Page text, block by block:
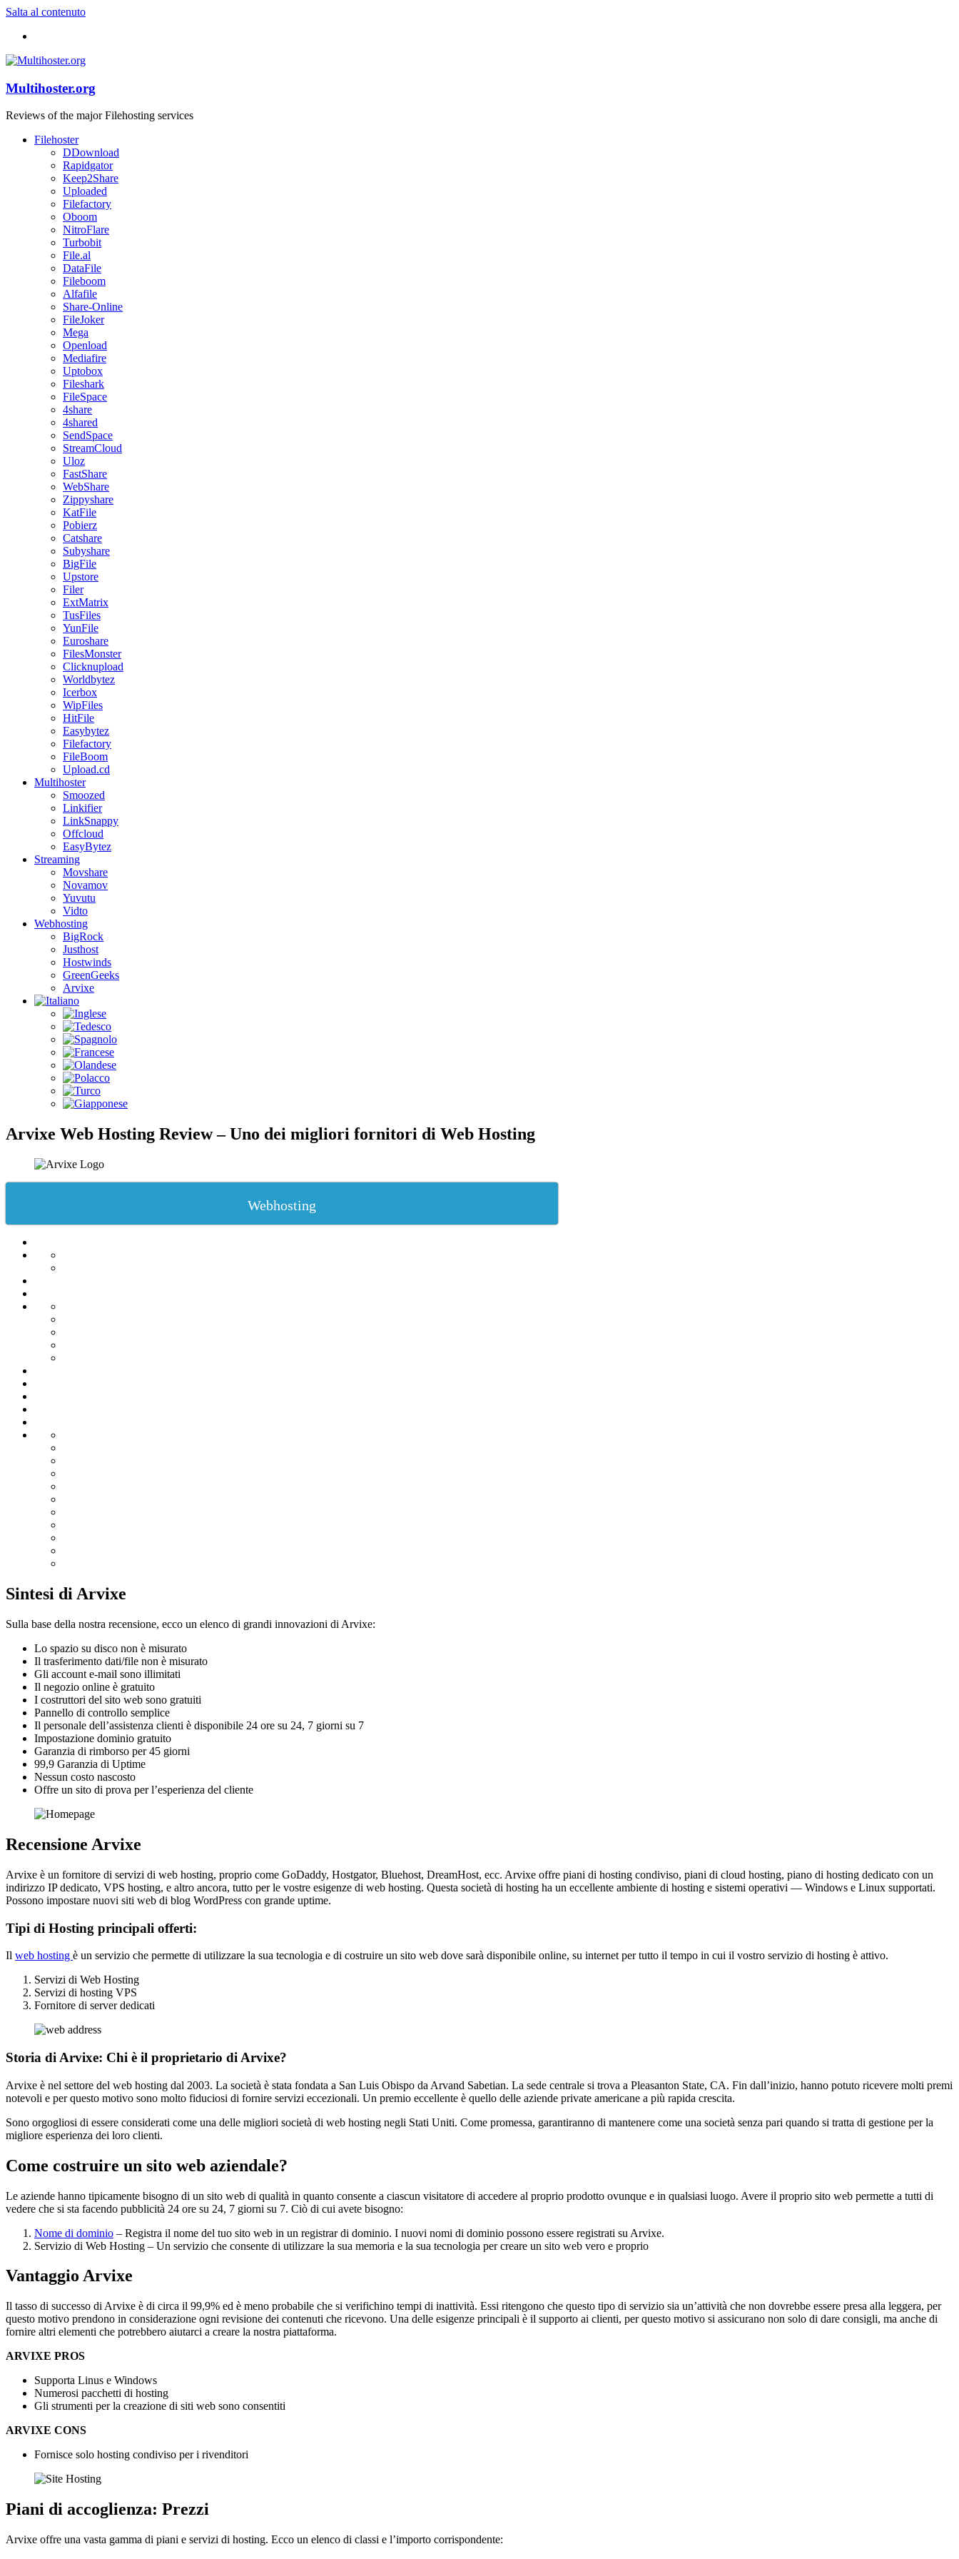
Salta al contenuto
Multihoster.org
Reviews of the major Filehosting services
Filehoster
DDownload
Rapidgator
Keep2Share
Uploaded
Filefactory
Oboom
NitroFlare
Turbobit
File.al
DataFile
Fileboom
Alfafile
Share-Online
FileJoker
Mega
Openload
Mediafire
Uptobox
Fileshark
FileSpace
4share
4shared
SendSpace
StreamCloud
Uloz
FastShare
WebShare
Zippyshare
KatFile
Pobierz
Catshare
Subyshare
BigFile
Upstore
Filer
ExtMatrix
TusFiles
YunFile
Euroshare
FilesMonster
Clicknupload
Worldbytez
Icerbox
WipFiles
HitFile
Easybytez
Filefactory
FileBoom
Upload.cd
Multihoster
Smoozed
Linkifier
LinkSnappy
Offcloud
EasyBytez
Streaming
Movshare
Novamov
Yuvutu
Vidto
Webhosting
BigRock
Justhost
Hostwinds
GreenGeeks
Arvixe
Arvixe Web Hosting Review – Uno dei migliori fornitori di Web Hosting
Webhosting
Sintesi di Arvixe
Sulla base della nostra recensione, ecco un elenco di grandi innovazioni di Arvixe:
Lo spazio su disco non è misurato
Il trasferimento dati/file non è misurato
Gli account e-mail sono illimitati
Il negozio online è gratuito
I costruttori del sito web sono gratuiti
Pannello di controllo semplice
Il personale dell’assistenza clienti è disponibile 24 ore su 24, 7 giorni su 7
Impostazione dominio gratuito
Garanzia di rimborso per 45 giorni
99,9 Garanzia di Uptime
Nessun costo nascosto
Offre un sito di prova per l’esperienza del cliente
Recensione Arvixe
Arvixe è un fornitore di servizi di web hosting, proprio come GoDaddy, Hostgator, Bluehost, DreamHost, ecc. Arvixe offre piani di hosting condiviso, piani di cloud hosting, piano di hosting dedicato con un
indirizzo IP dedicato, VPS hosting, e altro ancora, tutto per le vostre esigenze di web hosting. Questa società di hosting ha un eccellente ambiente di hosting e sistemi operativi — Windows e Linux supportati.
Possono impostare nuovi siti web di blog WordPress con grande uptime.
Tipi di Hosting principali offerti:
Il web hosting è un servizio che permette di utilizzare la sua tecnologia e di costruire un sito web dove sarà disponibile online, su internet per tutto il tempo in cui il vostro servizio di hosting è attivo.
Servizi di Web Hosting
Servizi di hosting VPS
Fornitore di server dedicati
Storia di Arvixe: Chi è il proprietario di Arvixe?
Arvixe è nel settore del web hosting dal 2003. La società è stata fondata a San Luis Obispo da Arvand Sabetian. La sede centrale si trova a Pleasanton State, CA. Fin dall’inizio, hanno potuto ricevere molti premi
notevoli e per questo motivo sono molto fiduciosi di fornire servizi eccezionali. Un premio eccellente è quello delle aziende private americane a più rapida crescita.
Sono orgogliosi di essere considerati come una delle migliori società di web hosting negli Stati Uniti. Come promessa, garantiranno di mantenere come una società senza pari quando si tratta di gestione per la
migliore esperienza dei loro clienti.
Come costruire un sito web aziendale?
Le aziende hanno tipicamente bisogno di un sito web di qualità in quanto consente a ciascun visitatore di accedere al proprio prodotto ovunque e in qualsiasi luogo. Avere il proprio sito web permette a tutti di
vedere che si sta facendo pubblicità 24 ore su 24, 7 giorni su 7. Ciò di cui avete bisogno:
Nome di dominio – Registra il nome del tuo sito web in un registrar di dominio. I nuovi nomi di dominio possono essere registrati su Arvixe.
Servizio di Web Hosting – Un servizio che consente di utilizzare la sua memoria e la sua tecnologia per creare un sito web vero e proprio
Vantaggio Arvixe
Il tasso di successo di Arvixe è di circa il 99,9% ed è meno probabile che si verifichino tempi di inattività. Essi ritengono che questo tipo di servizio sia un’attività che non dovrebbe essere presa alla leggera, per
questo motivo prendono in considerazione ogni revisione dei contenuti che ricevono. Una delle esigenze principali è il supporto ai clienti, per questo motivo si assicurano non solo di dare consigli, ma anche di
fornire altri elementi che potrebbero aiutarci a creare la nostra piattaforma.
ARVIXE PROS
Supporta Linus e Windows
Numerosi pacchetti di hosting
Gli strumenti per la creazione di siti web sono consentiti
ARVIXE CONS
Fornisce solo hosting condiviso per i rivenditori
Piani di accoglienza: Prezzi
Arvixe offre una vasta gamma di piani e servizi di hosting. Ecco un elenco di classi e l’importo corrispondente: